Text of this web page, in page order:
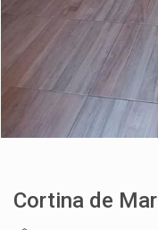
Cortina de Mar